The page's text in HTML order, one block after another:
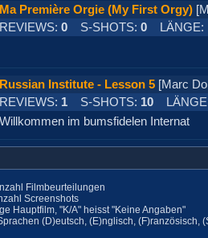
Ma Première Orgie (My First Orgy)
REVIEWS: 0 S-SHOTS: 0 LÄNGE:
Russian Institute - Lesson 5 [Marc
REVIEWS: 1 S-SHOTS: 10
Willkommen im bumsfidelen Internat
Filmbeurteilungen
Screenshots
Hauptfilm, "K/A" heisst "Keine Angaben"
(D)eutsch, (E)nglisch, (F)ranzösisch,